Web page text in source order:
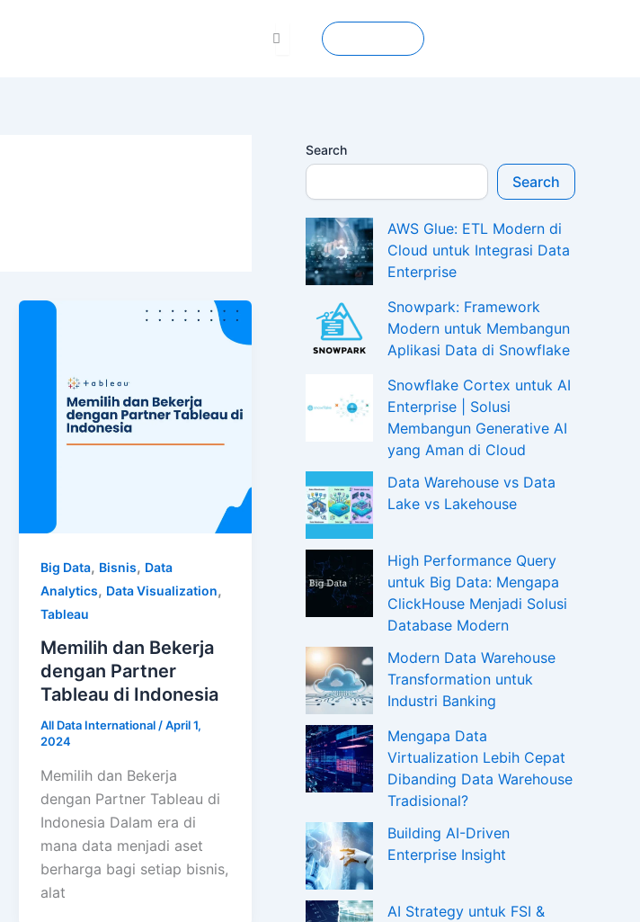
Big Data, Bisnis, Data
Analytics, Data Visualization,
Tableau
Memilih dan Bekerja
dengan Partner
Tableau di Indonesia
All Data International/April 1,
2024
Memilih dan Bekerja
dengan Partner Tableau di
Indonesia Dalam era di
mana data menjadi aset
berharga bagi setiap bisnis,
alat
Search
Search
AWS Glue: ETL Modern di
Cloud untuk Integrasi Data
Enterprise
Snowpark: Framework
Modern untuk Membangun
Aplikasi Data di Snowflake
Snowflake Cortex untuk AI
Enterprise | Solusi
Membangun Generative AI
yang Aman di Cloud
Data Warehouse vs Data
Lake vs Lakehouse
High Performance Query
untuk Big Data: Mengapa
ClickHouse Menjadi Solusi
Database Modern
Modern Data Warehouse
Transformation untuk
Industri Banking
Mengapa Data
Virtualization Lebih Cepat
Dibanding Data Warehouse
Tradisional?
Building AI-Driven
Enterprise Insight
AI Strategy untuk FSI &